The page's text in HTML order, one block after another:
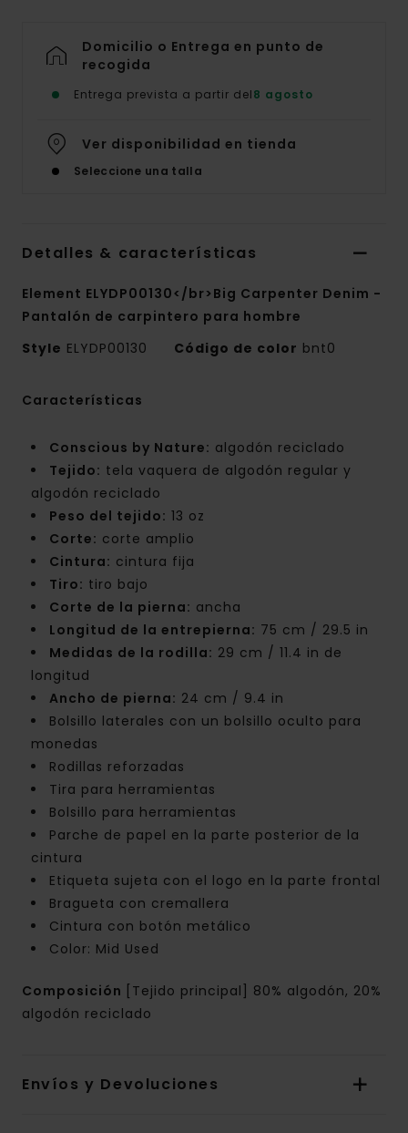
Domicilio o Entrega en punto de
recogida
Entrega prevista a partir del8 agosto
Ver disponibilidad en tienda
Seleccione una talla
Detalles & características
Element ELYDP00130</br>Big Carpenter Denim -
Pantalón de carpintero para hombre
Style ELYDP00130 Código de color bnt0
Características
Conscious by Nature: algodón reciclado
Tejido: tela vaquera de algodón regular y
algodón reciclado
Peso del tejido: 13 oz
Corte: corte amplio
Cintura: cintura fija
Tiro: tiro bajo
Corte de la pierna: ancha
Longitud de la entrepierna: 75 cm / 29.5 in
Medidas de la rodilla: 29 cm / 11.4 in de
longitud
Ancho de pierna: 24 cm / 9.4 in
Bolsillo laterales con un bolsillo oculto para
monedas
Rodillas reforzadas
Tira para herramientas
Bolsillo para herramientas
Parche de papel en la parte posterior de la
cintura
Etiqueta sujeta con el logo en la parte frontal
Bragueta con cremallera
Cintura con botón metálico
Color: Mid Used
Composición
[Tejido principal] 80% algodón, 20%
algodón reciclado
Envíos y Devoluciones